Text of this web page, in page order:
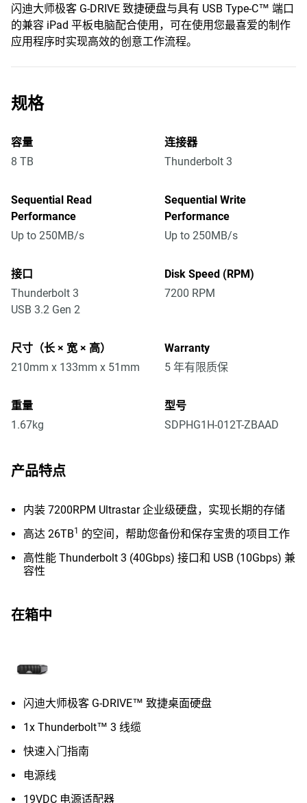
闪迪大师极客 G-DRIVE 致捷硬盘与具有 USB Type-C™ 端口
的兼容 iPad 平板电脑配合使用，可在使用您最喜爱的制作
应用程序时实现高效的创意工作流程。
规格
容量
8 TB
连接器
Thunderbolt 3
Sequential Read
Performance
Up to 250MB/s
Sequential Write
Performance
Up to 250MB/s
接口
Thunderbolt 3
USB 3.2 Gen 2
Disk Speed (RPM)
7200 RPM
尺寸（长 × 宽 × 高）
210mm x 133mm x 51mm
Warranty
5 年有限质保
重量
1.67kg
型号
SDPHG1H-012T-ZBAAD
产品特点
内装 7200RPM Ultrastar 企业级硬盘，实现长期的存储
高达 26TB1
的空间，帮助您备份和保存宝贵的项目工作
高性能 Thunderbolt 3 (40Gbps) 接口和 USB (10Gbps) 兼
容性
在箱中
闪迪大师极客 G-DRIVE™ 致捷桌面硬盘
1x Thunderbolt™ 3 线缆
快速入门指南
电源线
19VDC 电源适配器